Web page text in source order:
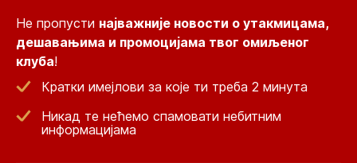
Не пропусти најважније новости о утакмицама,
дешавањима и промоцијама твог омиљеног
клуба!
Кратки имејлови за које ти треба 2 минута
Никад те нећемо спамовати небитним
информацијама